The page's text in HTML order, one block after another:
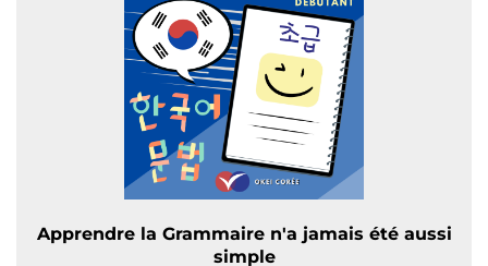
Apprendre la Grammaire n'a jamais été aussi
simple